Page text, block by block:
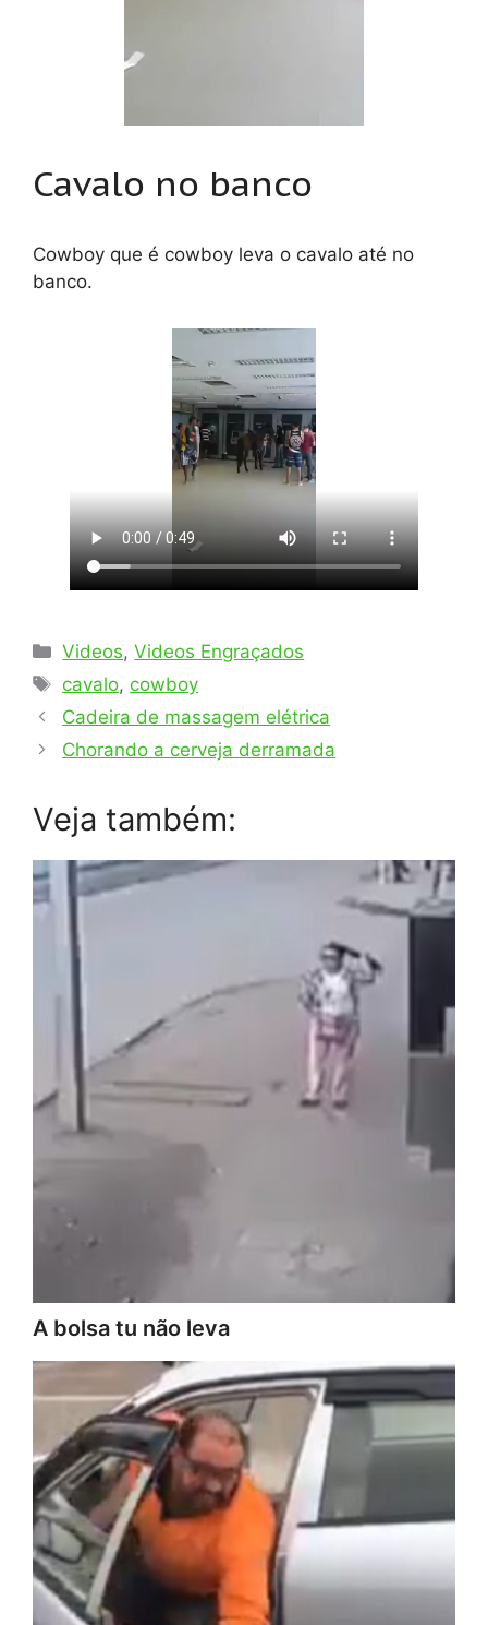
Cavalo no banco
Cowboy que é cowboy leva o cavalo até no
banco.
Categorias
Videos,Videos Engraçados
Tags
cavalo, cowboy
Cadeira de massagem elétrica
Chorando a cerveja derramada
Veja também:
A bolsa tu não leva